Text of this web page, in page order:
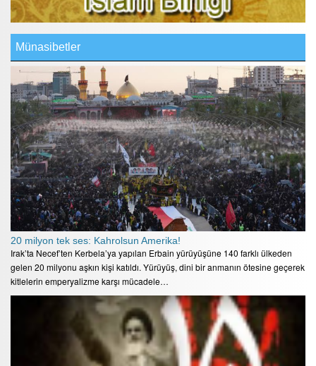
Münasibetler
20 milyon tek ses: Kahrolsun Amerika!
Irak’ta Necef’ten Kerbela’ya yapılan Erbain yürüyüşüne 140 farklı ülkeden
gelen 20 milyonu aşkın kişi katıldı. Yürüyüş, dini bir anmanın ötesine geçerek
kitlelerin emperyalizme karşı mücadele…